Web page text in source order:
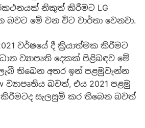
නිකුත් කිරීමට LG
බවට මේ වන විට වාර්තා වෙනවා.
වර්ෂයේ දී ක්‍රියාත්මක කිරීමට
ව්‍යාපෘති දෙකක් පිළිබඳව මේ
තිබෙන අතර ඉන් පළමුවැන්න
ව්‍යාපෘතිය බවත්, එය 2021 පළමු
සැලසුම් කර තිබෙන බවත්